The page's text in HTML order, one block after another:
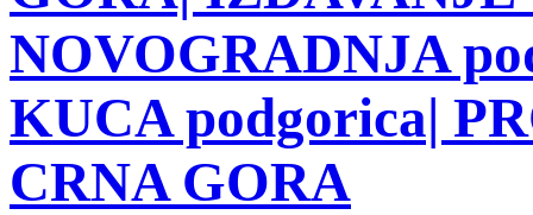
NOVOGRADNJA
KUCA podgorica|
CRNA GORA